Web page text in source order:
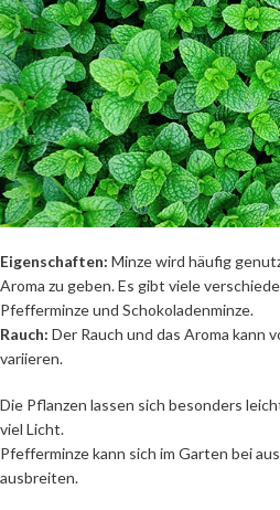
Eigenschaften: Minze wird häufig
Aroma zu geben. Es gibt viele
Pfefferminze und Schokoladenminze.
Rauch: Der Rauch und das Aroma kann
variieren.
Die Pflanzen lassen sich besonders
viel Licht.
Pfefferminze kann sich im Garten bei
ausbreiten.